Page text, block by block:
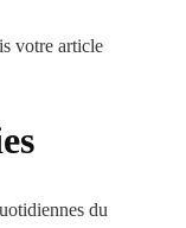
votre article
du